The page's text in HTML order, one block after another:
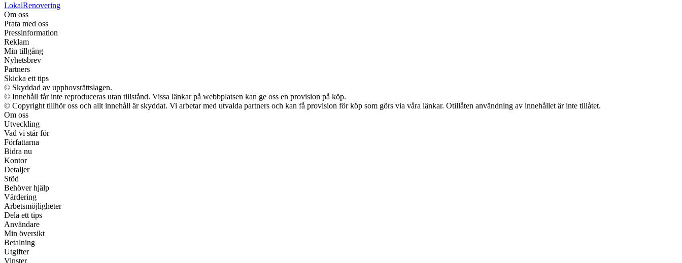
LokalRenovering
Om oss
Prata med oss
Pressinformation
Reklam
Min tillgång
Nyhetsbrev
Partners
Skicka ett tips
© Skyddad av upphovsrättslagen.
© Innehåll får inte reproduceras utan tillstånd. Vissa länkar på webbplatsen kan ge oss en provision på köp.
© Copyright tillhör oss och allt innehåll är skyddat. Vi arbetar med utvalda partners och kan få provision för köp som görs via våra länkar. Otillåten användning av innehållet är inte tillåtet.
Om oss
Utveckling
Vad vi står för
Författarna
Bidra nu
Kontor
Detaljer
Stöd
Behöver hjälp
Värdering
Arbetsmöjligheter
Dela ett tips
Användare
Min översikt
Betalning
Utgifter
Vinster